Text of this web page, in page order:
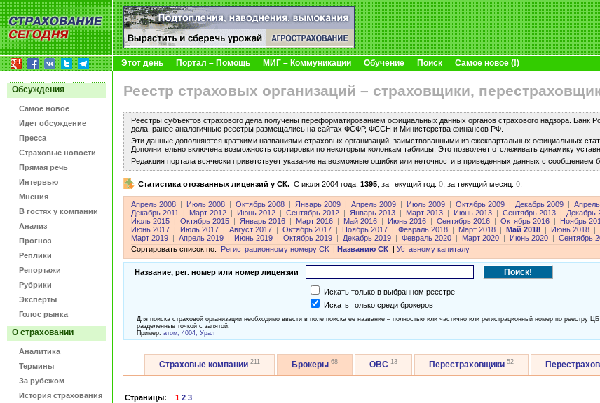
Этот день Портал – Помощь МИГ – Коммуникации Обучение Поиск Самое новое (!)
Обсуждения
Самое новое
Идет обсуждение
Пресса
Страховые новости
Прямая речь
Интервью
Мнения
В гостях у компании
Анализ
Прогноз
Реплики
Репортажи
Рубрики
Эксперты
Голос рынка
О страховании
Аналитика
Термины
За рубежом
История страхования
Реестр страховых организаций – страховщики,
Реестры субъектов страхового дела получены переформатированием официальных данных органов страхового надзора. Банк
дела, ранее аналогичные реестры размещались на сайтах ФСФР, ФССН и Министерства финансов РФ.
Эти данные дополняются краткими названиями страховых организаций, заимствованными из ежеквартальных официальных
Дополнительно включена возможность сортировки по некоторым колонкам таблицы. Это позволяет отслеживать динамику
Редакция портала всячески приветствует указание на возможные ошибки или неточности в приведенных данных с сообщением
Статистика отозванных лицензий у СК. C июля 2004 года: 1395 за текущий год: 0 за текущий месяц: 0
Апрель 2008 Июль 2008 Октябрь 2008 Январь 2009 Апрель 2009 Июль 2009 Октябрь 2009 Декабрь 2009
Декабрь 2011
Март 2012 Июнь 2012 Сентябрь 2012 Январь 2013 Март 2013 Июнь 2013 Сентябрь 2013 Декабрь
Июль 2015
Октябрь 2015 Январь 2016 Март 2016 Май 2016 Июнь 2016 Сентябрь 2016 Октябрь 2016 Ноябрь
Июнь 2017
Июль 2017 Август 2017 Октябрь 2017 Ноябрь 2017 Февраль 2018 Март 2018 Май 2018 Июнь 2018
Март 2019
Апрель 2019 Июнь 2019 Октябрь 2019 Декабрь 2019 Февраль 2020 Март 2020 Июнь 2020 Сентябрь
Сортировать список по:
Регистрационному номеру СК Названию СК Уставному капиталу
Название, рег. номер или номер лицензии
Искать только в выбранном реестре
Искать только среди брокеров
Для поиска страховой организации необходимо ввести в поле поиска ее название – полностью или частично или регистрационный номер по реестру
разделенные точкой с запятой.
Пример: атом; 4004; Урал
Страховые компании 211 Брокеры 68 ОВС 13 Перестраховщики 52
Страницы: 1 2 3